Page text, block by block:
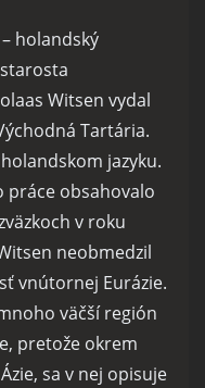
holandský
Witsen vydal
Tartária.
jazyku.
práce obsahovalo
v roku
neobmedzil
vnútornej Eurázie.
väčší región
pretože okrem
sa v nej opisuje